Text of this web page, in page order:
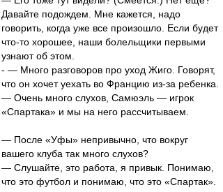
Давайте подождем. Мне кажется, надо
говорить, когда уже все произошло. Если будет
что-то хорошее, наши болельщики первыми
узнают об этом.
- — Много разговоров про уход Жиго. Говорят,
что он хочет уехать во Францию из-за ребенка.
— Очень много слухов, Самюэль — игрок
«Спартака» и мы на него рассчитываем.
— После «Уфы» непривычно, что вокруг
вашего клуба так много слухов?
— Слушайте, это работа, я привык. Понимаю,
что это футбол и понимаю, что это «Спартак».